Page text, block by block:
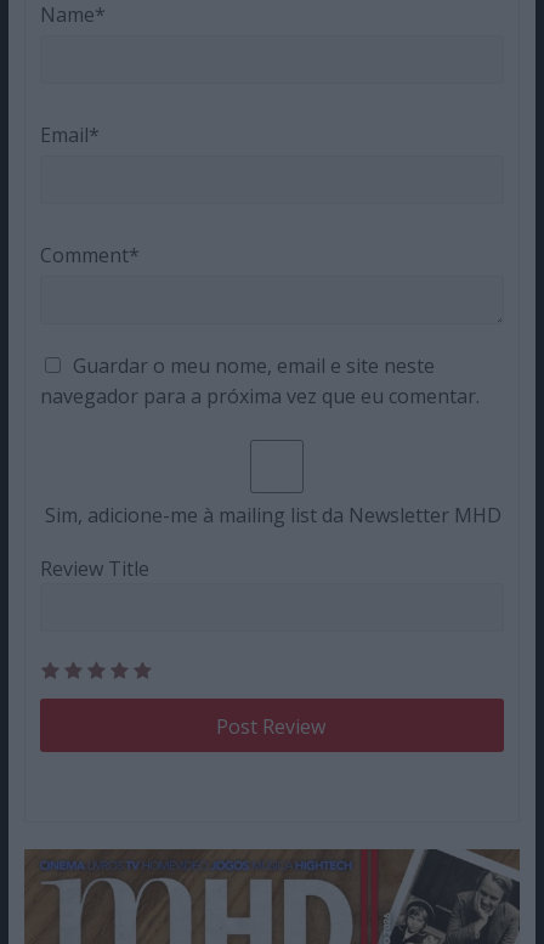
Name*
Email*
Comment*
Guardar o meu nome, email e site neste
navegador para a próxima vez que eu comentar.
Sim, adicione-me à mailing list da Newsletter MHD
Review Title